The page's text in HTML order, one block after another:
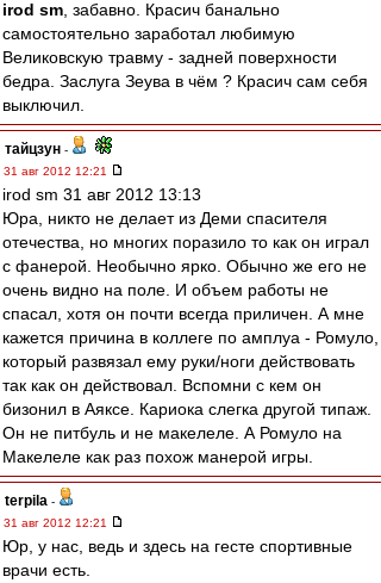
irod sm , забавно. Красич банально
самостоятельно заработал любимую
Великовскую травму - задней поверхности
бедра. Заслуга Зеува в чём ? Красич сам себя
выключил.
тайцзун -
31 авг 2012 12:21
irod sm 31 авг 2012 13:13
Юра, никто не делает из Деми спасителя
отечества, но многих поразило то как он играл
с фанерой. Необычно ярко. Обычно же его не
очень видно на поле. И объем работы не
спасал, хотя он почти всегда приличен. А мне
кажется причина в коллеге по амплуа - Ромуло,
который развязал ему руки/ноги действовать
так как он действовал. Вспомни с кем он
бизонил в Аяксе. Кариока слегка другой типаж.
Он не питбуль и не макелеле. А Ромуло на
Макелеле как раз похож манерой игры.
terpila -
31 авг 2012 12:21
Юр, у нас, ведь и здесь на гесте спортивные
врачи есть.